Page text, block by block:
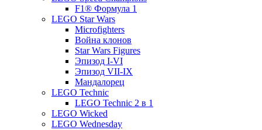
F1® Формула 1
LEGO Star Wars
Microfighters
Война клонов
Star Wars Figures
Эпизод I-VI
Эпизод VII-IX
Мандалорец
LEGO Technic
LEGO Technic 2 в 1
LEGO Wicked
LEGO Wednesday